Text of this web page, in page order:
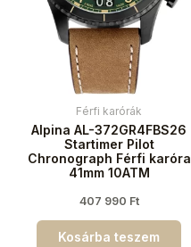
Férfi karórák
Alpina AL-372GR4FBS26
Startimer Pilot
Chronograph Férfi karóra
41mm 10ATM
407 990 Ft
Kosárba teszem